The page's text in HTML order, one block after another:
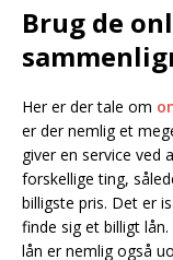
Brug de
Her er der tale om
er der nemlig et
giver en service ved
forskellige ting,
billigste pris. Det er
finde sig et billigt
lån er nemlig også